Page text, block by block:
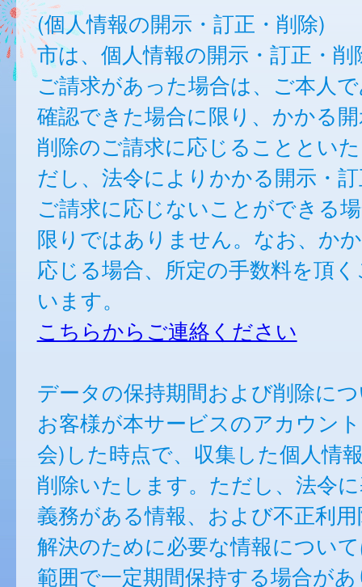
(個人情報の開示・訂正・削除)
市は、個人情報の開示・訂正・
ご請求があった場合は、ご本人
確認できた場合に限り、かかる
削除のご請求に応じることとい
だし、法令によりかかる開示・
ご請求に応じないことができる
限りではありません。なお、か
応じる場合、所定の手数料を頂
います。
こちらからご連絡ください
データの保持期間および削除に
お客様が本サービスのアカウン
会)した時点で、収集した個人情
削除いたします。ただし、法令
義務がある情報、および不正利
解決のために必要な情報につい
範囲で一定期間保持する場合が